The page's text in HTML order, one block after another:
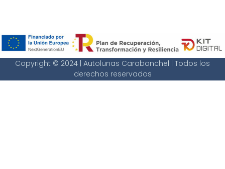
Copyright © 2024 | Autolunas Carabanchel | Todos los
derechos reservados